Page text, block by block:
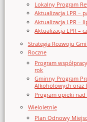
Lokalny Program
Aktualizacja LPR –
Aktualizacja LPR –
Aktualizacja LPR –
Strategia Rozwoju
Roczne
Program
rok
Gminny Program
Alkoholowych oraz
Program opieki
Wieloletnie
Plan Odnowy